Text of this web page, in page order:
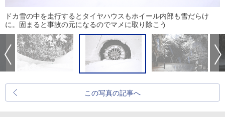
ドカ雪の中を走行するとタイヤハウスもホイール内部も雪だらけ
に。固まると事故の元になるのでマメに取り除こう
この写真の記事へ